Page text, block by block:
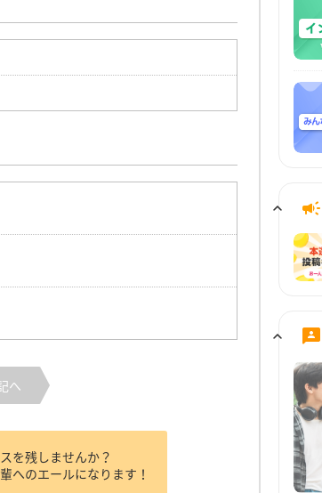
へ
を残しませんか？
へのエールになります！